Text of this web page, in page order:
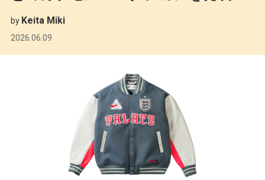
by Keita Miki
2026.06.09